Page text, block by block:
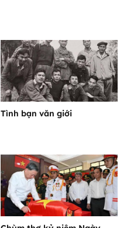
Tình bạn văn giới